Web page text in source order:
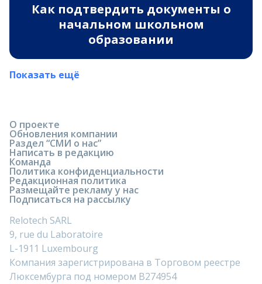
Как подтвердить документы о
начальном школьном
образовании
Показать ещё
О проекте
Обновления компании
Раздел “СМИ о нас”
Написать в редакцию
Команда
Политика конфиденциальности
Редакционная политика
Размещайте рекламу у нас
Подписаться на рассылку
Relotech SARL
9, rue du Laboratoire
L-1911 Luxembourg
Компания зарегистрирована в Торговом реестре
Люксембурга под номером B274954